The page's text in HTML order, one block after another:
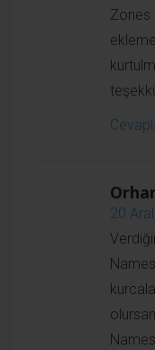
en altına
kurtulmamı
Cevaplamak için
Verdiğiniz bilgiler
Nameserver
bazı sorular var,
Nameserver’ların
şart değil ama
yönlendirmesi
ip’ye sahip